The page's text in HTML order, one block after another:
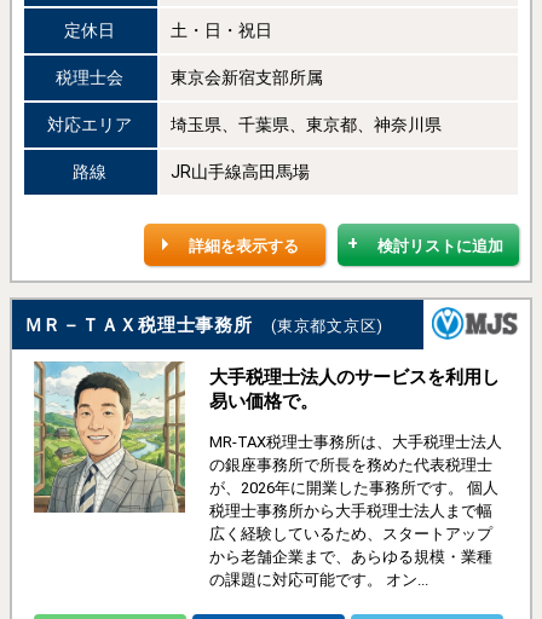
定休日 土・日・祝日
税理士会 東京会新宿支部所属
対応エリア 埼玉県、千葉県、東京都、神奈川県
路線 JR山手線高田馬場
検討リストに追加
詳細を表示する
ＭＲ－ＴＡＸ税理士事務所 (東京都文京区)
大手税理士法人のサービスを利用し
易い価格で。
MR-TAX税理士事務所は、大手税理士法人
の銀座事務所で所長を務めた代表税理士
が、2026年に開業した事務所です。 個人
税理士事務所から大手税理士法人まで幅
広く経験しているため、スタートアップ
から老舗企業まで、あらゆる規模・業種
の課題に対応可能です。 オン...